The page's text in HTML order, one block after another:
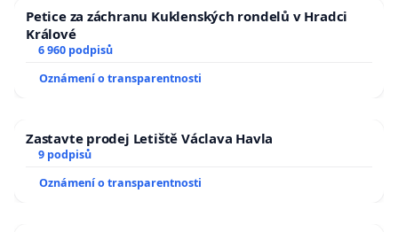
Petice za záchranu Kuklenských rondelů v Hradci
Králové
6 960 podpisů
Oznámení o transparentnosti
Zastavte prodej Letiště Václava Havla
9 podpisů
Oznámení o transparentnosti